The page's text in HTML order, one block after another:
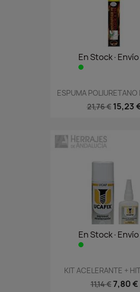
En
ESPUMA POLIURETANO
21,76 € 15,23
En
KIT ACELERANTE +
11,14 €7,80 €